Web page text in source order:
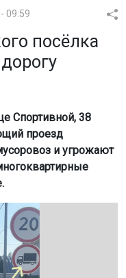
09:59
посёлка
Спортивной, 38
проезд
и угрожают